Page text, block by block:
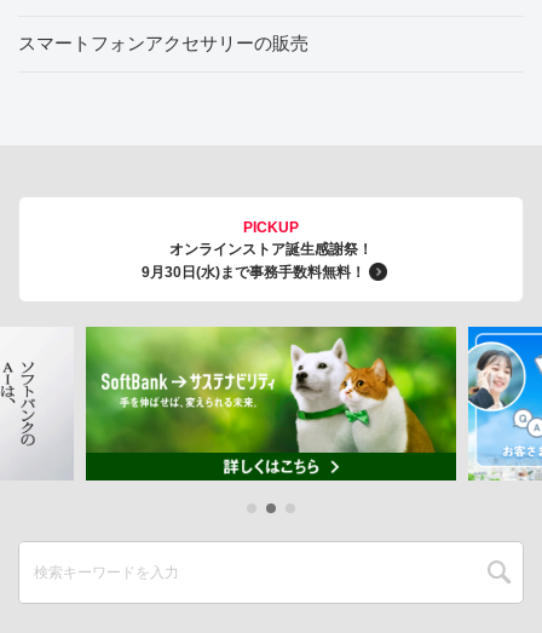
スマートフォンアクセサリーの販売
PICKUP
オンラインストア誕生感謝祭！
9月30日(水)まで事務手数料無料！